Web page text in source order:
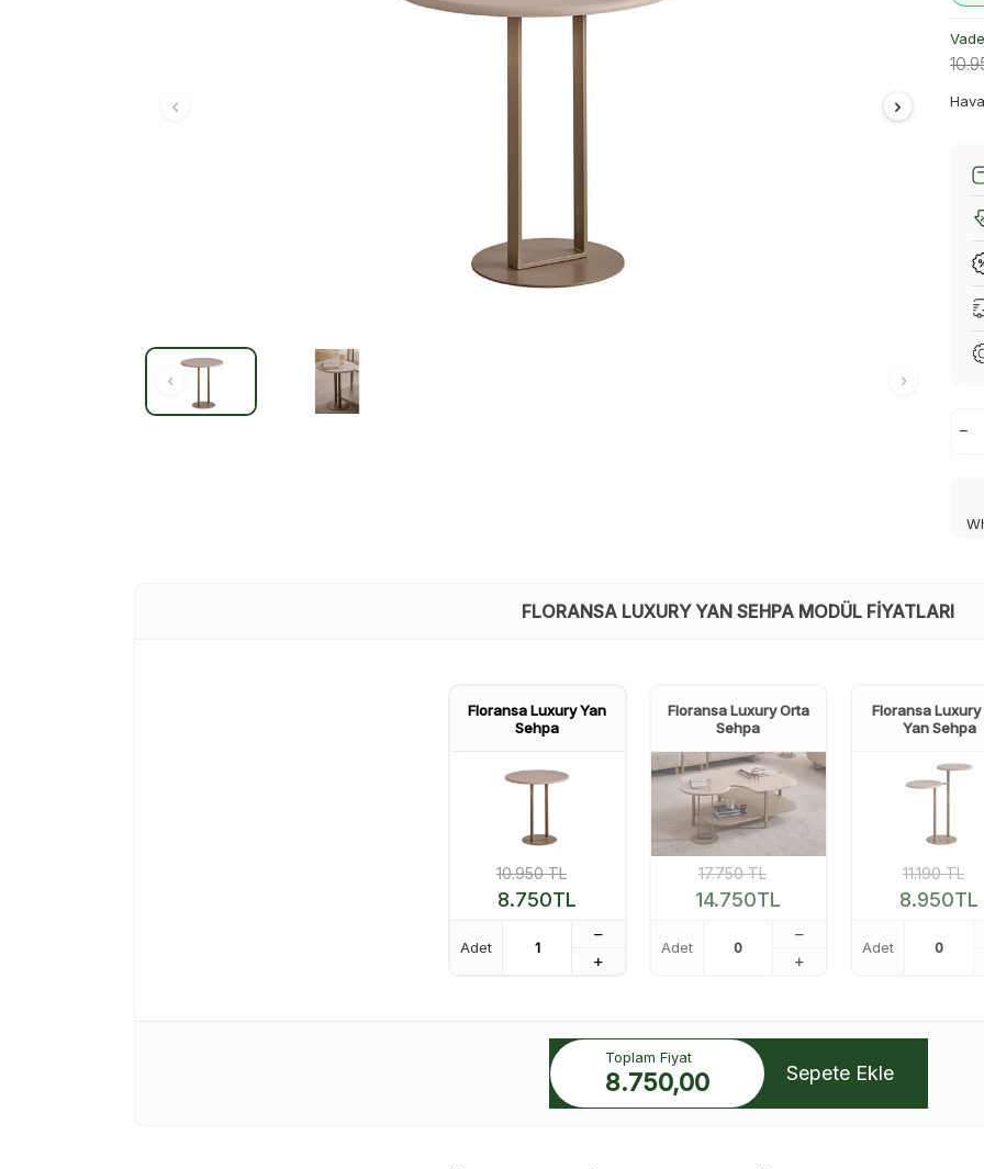
FLORANSA LUXURY YAN SEHPA MODÜL FIYATLARI
Floransa Luxury Yan
Sehpa
10.950TL
8.750TL
Adet
Floransa Luxury Orta
Sehpa
17.750TL
14.750TL
Adet
Floransa Luxury
Yan Sehpa
11.190TL
8.950TL
Adet
Toplam Fiyat
8.750,00 Sepete Ekle